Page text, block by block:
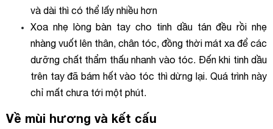
và dài thì có thể lấy nhiều hơn
Xoa nhẹ lòng bàn tay cho tinh dầu tán đều rồi nhẹ
nhàng vuốt lên thân, chân tóc, đồng thời mát xa để các
dưỡng chất thẩm thấu nhanh vào tóc. Đến khi tinh dầu
trên tay đã bám hết vào tóc thì dừng lại. Quá trình này
chỉ mất chưa tới một phút.
Về mùi hương và kết cấu